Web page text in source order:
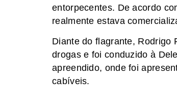
entorpecentes. De acordo
realmente estava
Diante do flagrante, Rodrigo
drogas e foi conduzido à
apreendido, onde foi
cabíveis.